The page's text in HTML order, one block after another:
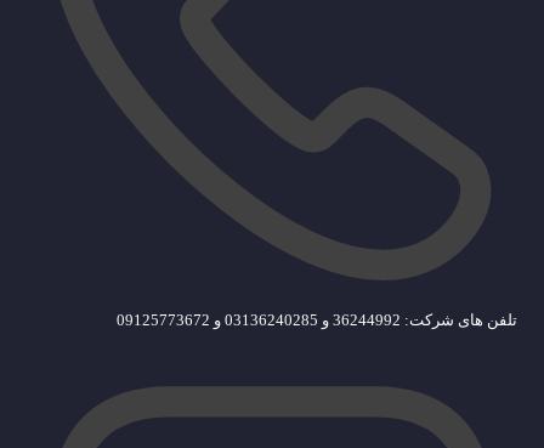
تلفن های شرکت: 36244992 و 03136240285 و 09125773672